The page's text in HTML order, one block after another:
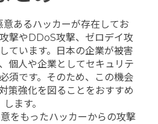
あるハッカーが存在してお
撃やDDoS攻撃、ゼロデイ攻
ています。日本の企業が被害
個人や企業としてセキュリテ
須です。そのため、この機会
策強化を図ることをおすすめ
します。
をもったハッカーからの攻撃